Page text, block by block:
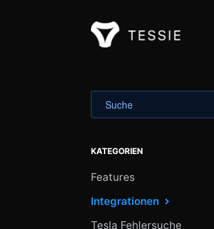
KATEGORIEN
Features
Integrationen
Tesla Fehlersuche